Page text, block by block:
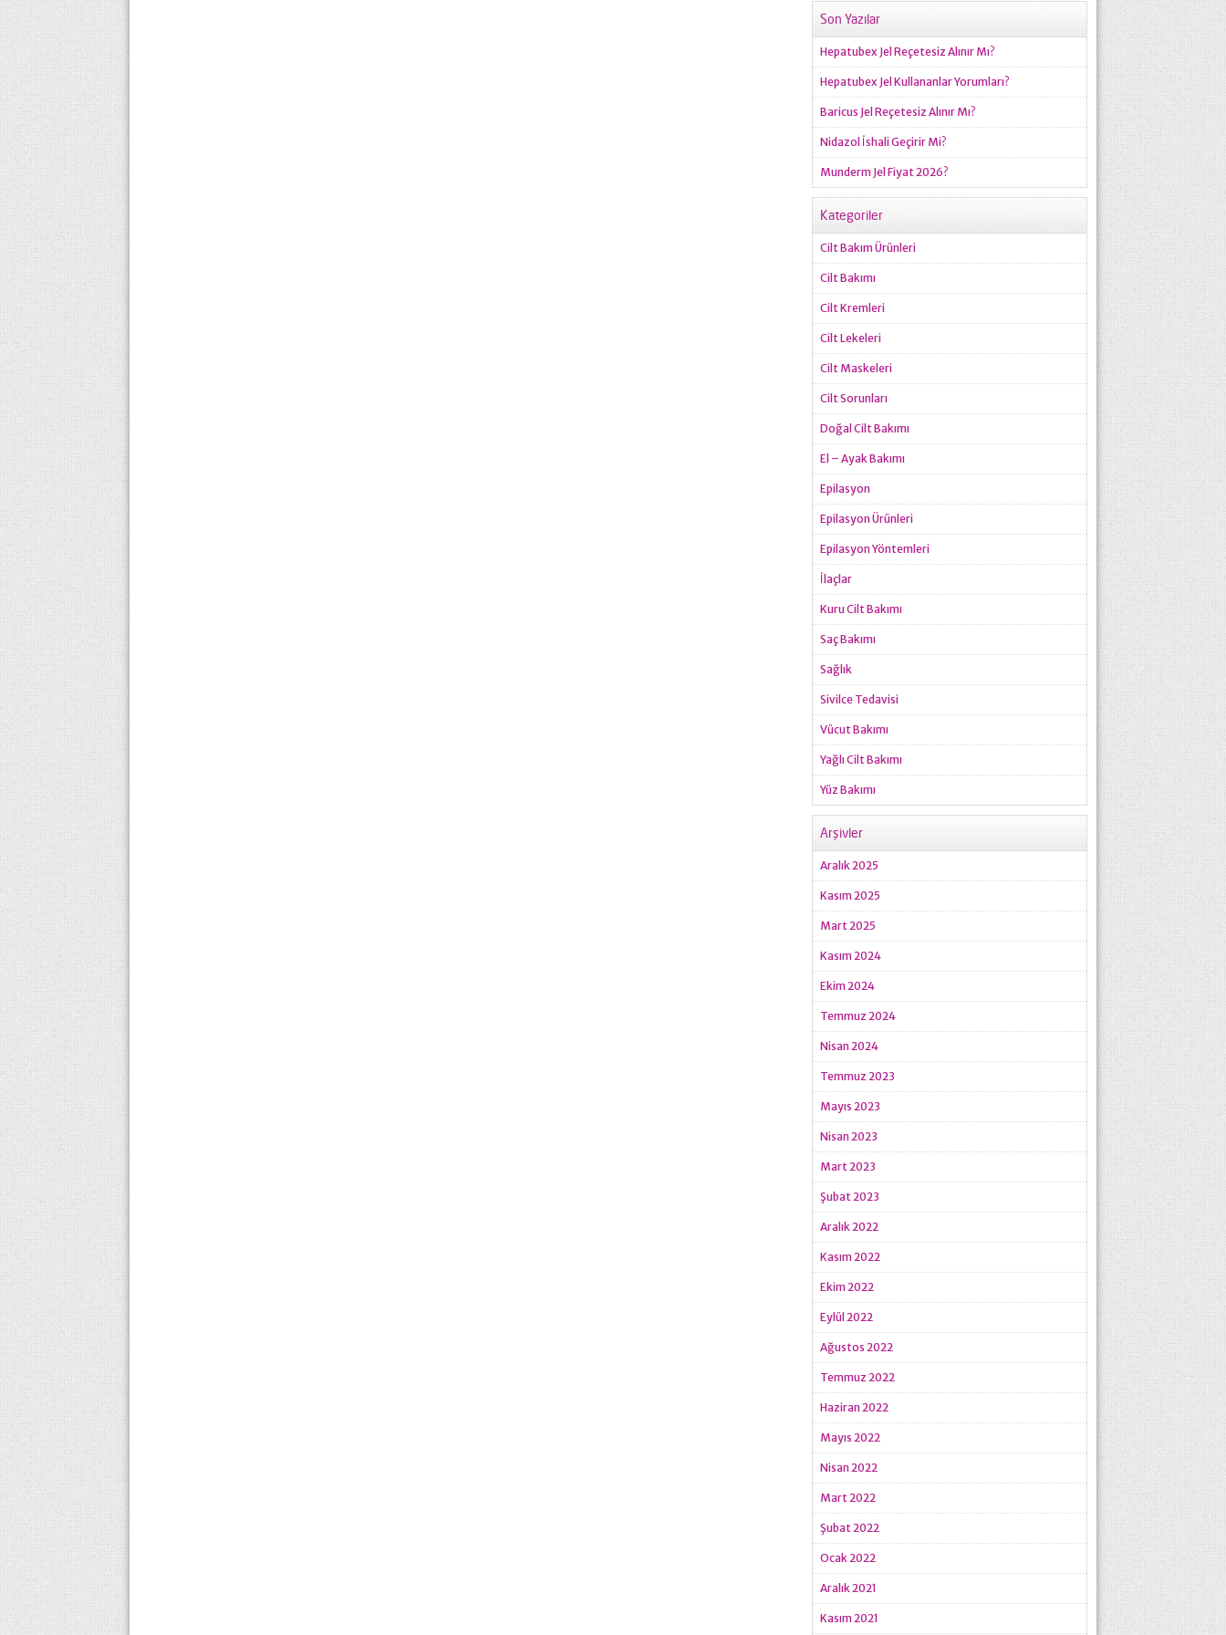
Son Yazılar
Hepatubex Jel Reçetesiz Alınır Mı?
Hepatubex Jel Kullananlar Yorumları?
Baricus Jel Reçetesiz Alınır Mı?
Nidazol İshali Geçirir Mi?
Munderm Jel Fiyat 2026?
Kategoriler
Cilt Bakım Ürünleri
Cilt Bakımı
Cilt Kremleri
Cilt Lekeleri
Cilt Maskeleri
Cilt Sorunları
Doğal Cilt Bakımı
El – Ayak Bakımı
Epilasyon
Epilasyon Ürünleri
Epilasyon Yöntemleri
İlaçlar
Kuru Cilt Bakımı
Saç Bakımı
Sağlık
Sivilce Tedavisi
Vücut Bakımı
Yağlı Cilt Bakımı
Yüz Bakımı
Arşivler
Aralık 2025
Kasım 2025
Mart 2025
Kasım 2024
Ekim 2024
Temmuz 2024
Nisan 2024
Temmuz 2023
Mayıs 2023
Nisan 2023
Mart 2023
Şubat 2023
Aralık 2022
Kasım 2022
Ekim 2022
Eylül 2022
Ağustos 2022
Temmuz 2022
Haziran 2022
Mayıs 2022
Nisan 2022
Mart 2022
Şubat 2022
Ocak 2022
Aralık 2021
Kasım 2021